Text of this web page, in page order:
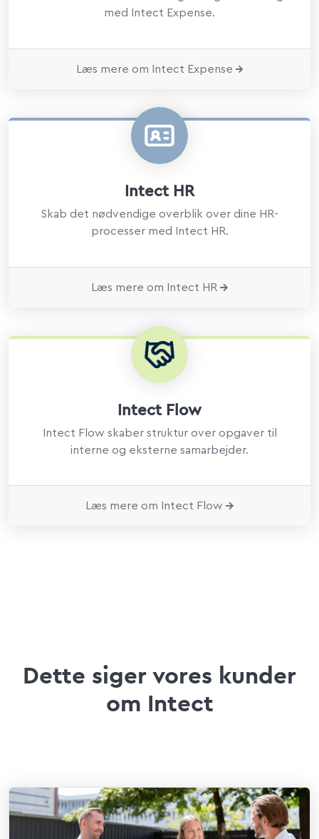
med Intect Expense.
Læs mere om Intect Expense
Intect HR
Skab det nødvendige overblik over dine HR-
processer med Intect HR.
Læs mere om Intect HR
Intect Flow
Intect Flow skaber struktur over opgaver til
interne og eksterne samarbejder.
Læs mere om Intect Flow
Dette siger vores kunder
om Intect